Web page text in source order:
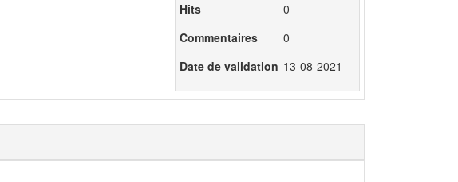
Hits
0
Commentaires
0
Date de validation 13-08-2021